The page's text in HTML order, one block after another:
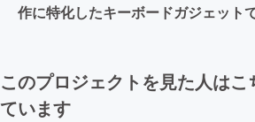
作に特化したキーボードガジェットで
このプロジェクトを見た人は
ています